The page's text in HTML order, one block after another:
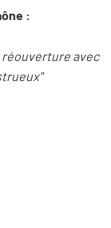
:
réouverture avec